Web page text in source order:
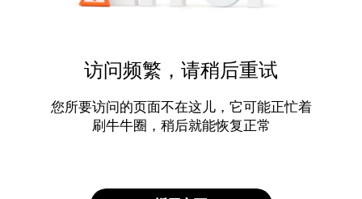
访问频繁，请稍后重试
您所要访问的页面不在这儿，它可能正忙着
刷牛牛圈，稍后就能恢复正常